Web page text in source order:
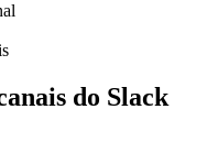
do Slack